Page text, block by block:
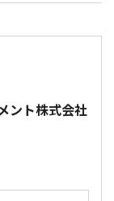
ント株式会社